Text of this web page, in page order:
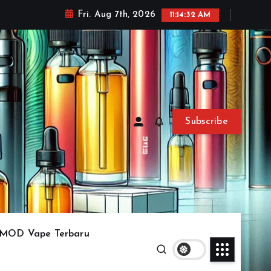
Fri. Aug 7th, 2026 11:14:35 AM
Subscribe
MOD Vape Terbaru